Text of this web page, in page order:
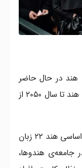
هند در حال حاضر
دومین کشور پرجمعیت در آسیا و جهان است. البته هند تا سال ۲۰۵۰ از
در هند صدها قوم شناخته‌شده وجود دارد و قانون اساسی هند ۲۲ زبان
جامعه‌ی هندوها،